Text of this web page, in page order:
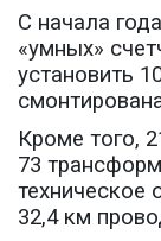
С начала
«умных»
установить
Кроме того,
73
техническое
32,4 км